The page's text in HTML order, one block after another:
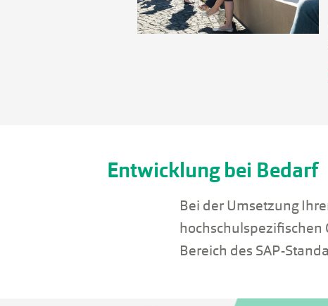
Entwicklung bei Bedarf
Bei der Umsetzung
hochschulspezifischen
Bereich des SAP-